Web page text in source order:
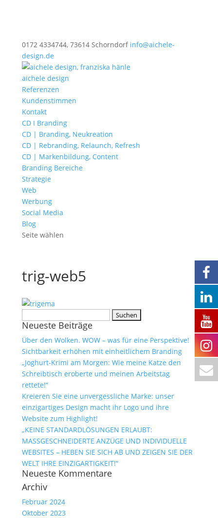
0172 4334744, 73614 Schorndorf info@aichele-
design.de
aichele design
Referenzen
Kundenstimmen
Kontakt
CD I Branding
CD | Branding, Neukreation
CD | Rebranding, Relaunch, Refresh
CD | Markenbildung, Content
Branding Bereiche
Strategie
Web
Werbung
Social Media
Blog
Seite wählen
trig-web5
nach:
Neueste Beiträge
Über den Wolken. WOW – was für eine Perspektive!
Sichtbarkeit erhöhen mit einheitlichem Branding
„Joghurt-Krimi am Morgen: Wie meine Katze den
Schreibtisch eroberte und meinen Arbeitstag
rettete!“
Kreieren Sie eine unvergessliche Marke: unser
einzigartiges Design macht ihr Logo und ihre
Website zum Highlight!
„KEINE STANDARDLÖSUNGEN ERLAUBT:
MASSGESCHNEIDERTE ANZÜGE UND INDIVIDUELLE
WEBSITES – HEBEN SIE SICH AB UND ZEIGEN SIE DER
WELT IHRE EINZIGARTIGKEIT!“
Neueste Kommentare
Archiv
Februar 2024
Oktober 2023